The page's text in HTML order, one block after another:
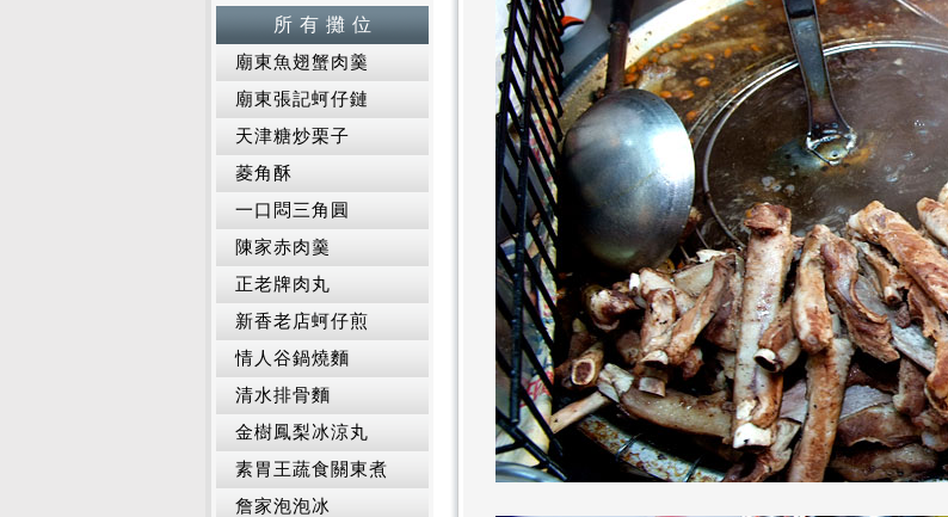
所 有 攤 位
廟東魚翅蟹肉羹
廟東張記蚵仔鏈
天津糖炒栗子
菱角酥
一口悶三角圓
陳家赤肉羹
正老牌肉丸
新香老店蚵仔煎
情人谷鍋燒麵
清水排骨麵
金樹鳳梨冰涼丸
素胃王蔬食關東煮
詹家泡泡冰